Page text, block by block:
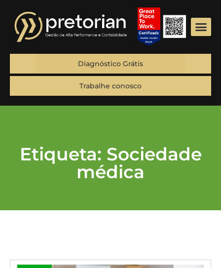
Diagnóstico Grátis
Trabalhe conosco
Etiqueta: Sociedade
médica